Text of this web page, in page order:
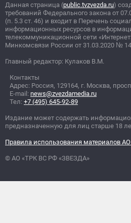
Данная страница (public.tvzvezda.ru)
требований Федерального закона от
(п. 5.3 ст. 46) и входит в Перечень
информационных ресурсов в
телекоммуникационной сети
Минкомсвязи России от 31.03.2020 №
Главный редактор: Кулаков В.М.
Контакты
Адрес: Россия, 129164, г. Москва,
E-mail: news@zvezdamedia.ru
Тел: +7 (495) 645-92-89
Издание может содержать
предназначенную для лиц старше 18
Правила использования материалов
© АО «ТРК ВС РФ «ЗВЕЗДА»